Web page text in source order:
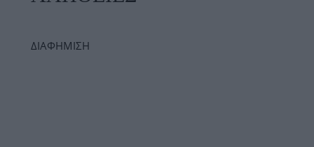
ΔΙΑΦΗΜΙΣΗ